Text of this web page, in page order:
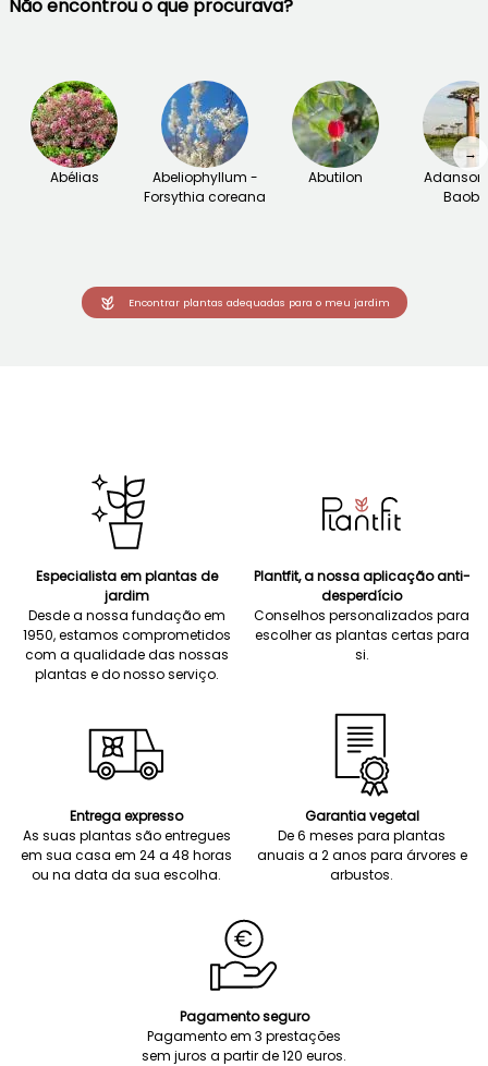
Não encontrou o que procurava?
Abélias
Abeliophyllum -
Forsythia coreana
Abutilon
Baobá
→
Encontrar plantas adequadas para o meu jardim
Especialista em plantas de
jardim
Desde a nossa fundação em
1950, estamos comprometidos
com a qualidade das nossas
plantas e do nosso serviço.
Plantfit, a nossa aplicação anti-
desperdício
Conselhos personalizados para
escolher as plantas certas para
si.
Entrega expresso
As suas plantas são entregues
em sua casa em 24 a 48 horas
ou na data da sua escolha.
Garantia vegetal
De 6 meses para plantas
anuais a 2 anos para árvores e
arbustos.
Pagamento seguro
Pagamento em 3 prestações
sem juros a partir de 120 euros.